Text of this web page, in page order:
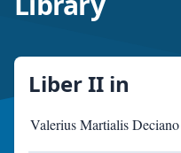
Liber II in
Valerius Martialis Deciano